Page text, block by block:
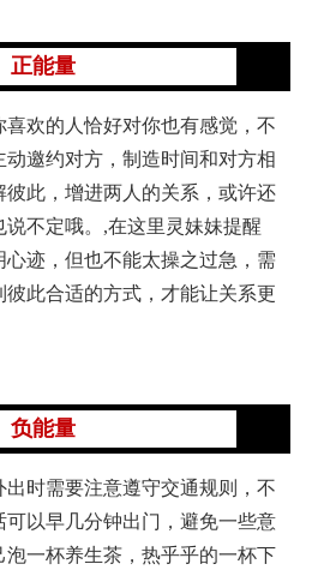
正能量
欢的人恰好对你也有感觉，不
邀约对方，制造时间和对方相
此，增进两人的关系，或许还
不定哦。,在这里灵妹妹提醒
迹，但也不能太操之过急，需
此合适的方式，才能让关系更
负能量
时需要注意遵守交通规则，不
以早几分钟出门，避免一些意
一杯养生茶，热乎乎的一杯下